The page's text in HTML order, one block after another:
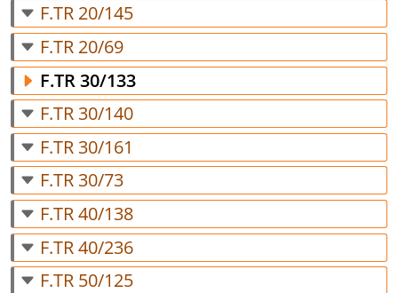
F.TR 20/145
F.TR 20/69
F.TR 30/133
F.TR 30/140
F.TR 30/161
F.TR 30/73
F.TR 40/138
F.TR 40/236
F.TR 50/125